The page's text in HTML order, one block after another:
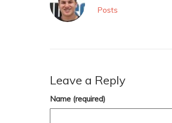
Posts
Leave a Reply
Name (required)